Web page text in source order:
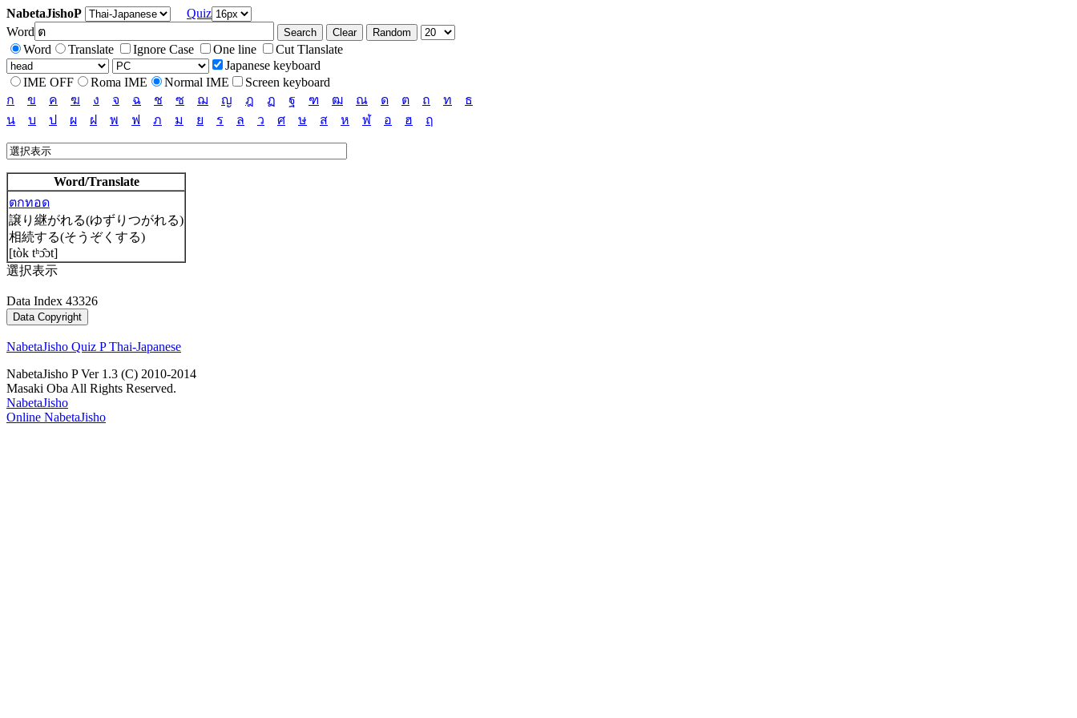
NabetaJishoP
Quiz
Word
Word
Translate Ignore Case One line
Cut Tlanslate
Japanese keyboard
IME OFF
Roma IME Normal IME
Screen keyboard
ก
ข ค ฆ ง จ ฉ ช ซ ฌ ญ ฎ ฏ ฐ ฑ ฒ ณ ด ต ถ ท
ธ
น
บ ป ผ ฝ พ ฟ ภ ม ย ร ล ว ศ ษ ส ห ฬ อ ฮ ฤ
Word/Translate
ตกทอด
譲り継がれる(ゆずりつがれる)
相続する(そうぞくする)
[tòk tʰɔ̂ɔt]
選択表示
Data Index 43326
NabetaJisho Quiz P Thai-Japanese
NabetaJisho P Ver 1.3 (C) 2010-2014
Masaki Oba All Rights Reserved.
NabetaJisho
Online NabetaJisho